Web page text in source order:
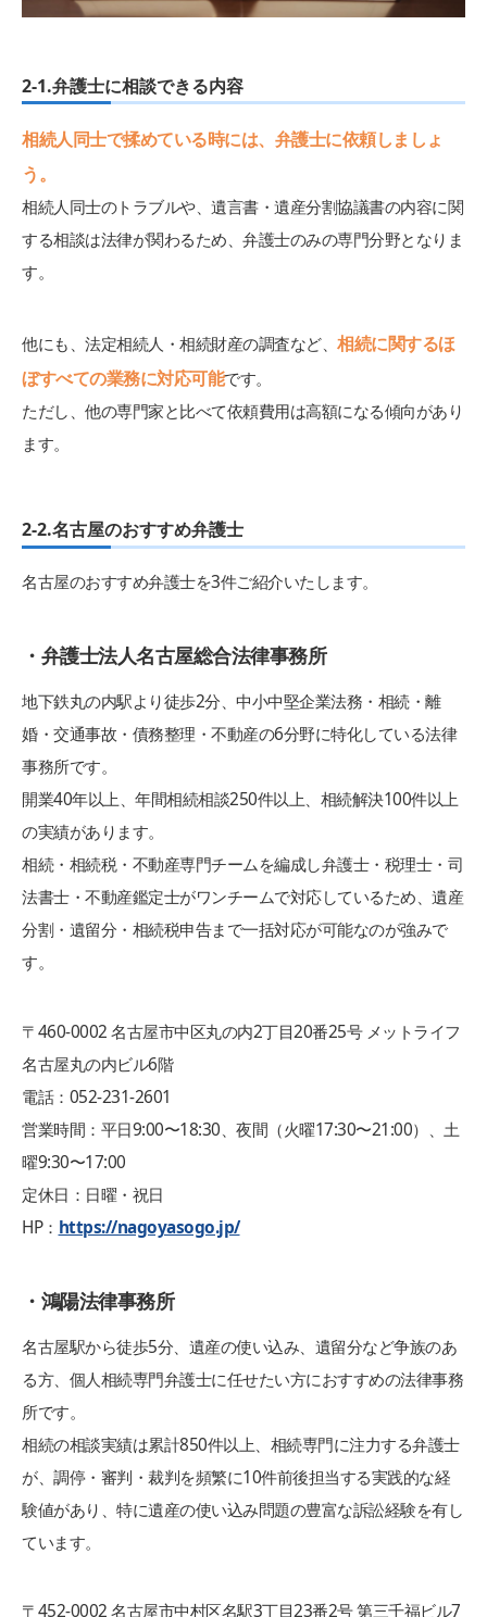
2-1.弁護士に相談できる内容
相続人同士で揉めている時には、弁護士に依頼しましょ
う。
相続人同士のトラブルや、遺言書・遺産分割協議書の内容に関
する相談は法律が関わるため、弁護士のみの専門分野となりま
す。
他にも、法定相続人・相続財産の調査など、 相続に関するほ
ぼすべての業務に対応可能です。
ただし、他の専門家と比べて依頼費用は高額になる傾向があり
ます。
2-2.名古屋のおすすめ弁護士
名古屋のおすすめ弁護士を3件ご紹介いたします。
・弁護士法人名古屋総合法律事務所
地下鉄丸の内駅より徒歩2分、中小中堅企業法務・相続・離
婚・交通事故・債務整理・不動産の6分野に特化している法律
事務所です。
開業40年以上、年間相続相談250件以上、相続解決100件以上
の実績があります。
相続・相続税・不動産専門チームを編成し弁護士・税理士・司
法書士・不動産鑑定士がワンチームで対応しているため、遺産
分割・遺留分・相続税申告まで一括対応が可能なのが強みで
す。
〒460-0002 名古屋市中区丸の内2丁目20番25号 メットライフ
名古屋丸の内ビル6階
電話：052-231-2601
営業時間：平日9:00〜18:30、夜間（火曜17:30〜21:00）、土
曜9:30〜17:00
定休日：日曜・祝日
HP： https://nagoyasogo.jp/
・鴻陽法律事務所
名古屋駅から徒歩5分、遺産の使い込み、遺留分など争族のあ
る方、個人相続専門弁護士に任せたい方におすすめの法律事務
所です。
相続の相談実績は累計850件以上、相続専門に注力する弁護士
が、調停・審判・裁判を頻繁に10件前後担当する実践的な経
験値があり、特に遺産の使い込み問題の豊富な訴訟経験を有し
ています。
〒452‑0002 名古屋市中村区名駅3丁目23番2号 第三千福ビル7